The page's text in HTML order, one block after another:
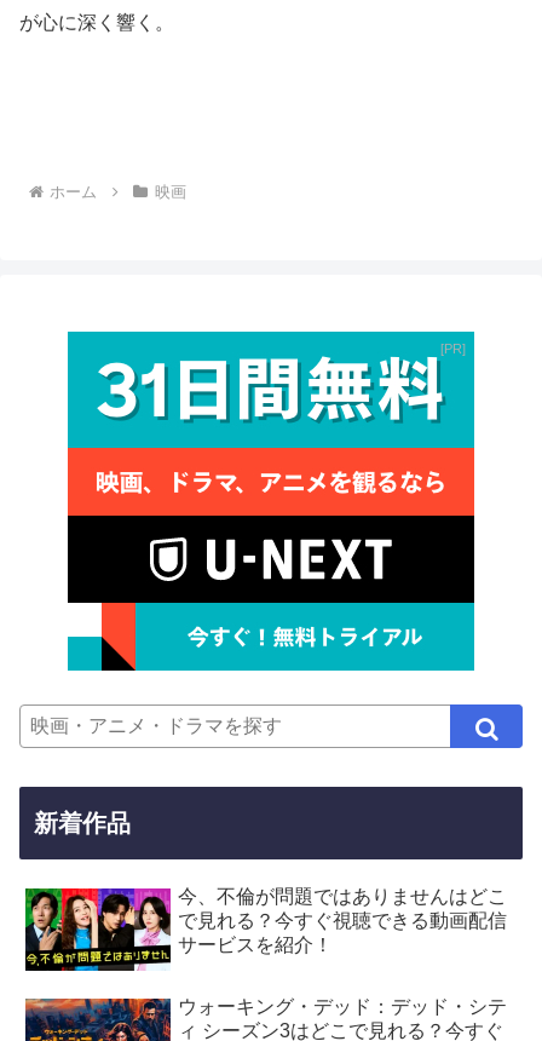
が心に深く響く。
ホーム 映画
PR
新着作品
今、不倫が問題ではありませんはどこ
で見れる？今すぐ視聴できる動画配信
サービスを紹介！
ウォーキング・デッド：デッド・シテ
ィ シーズン3はどこで見れる？今すぐ